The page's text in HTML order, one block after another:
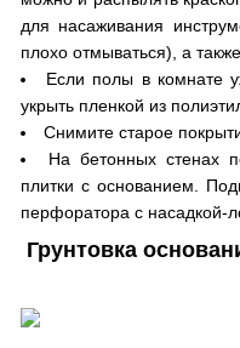
для насаживания
плохо отмываться), а
Если полы в комнате
укрыть пленкой из
Снимите старое
На бетонных стенах
плитки с основанием.
перфоратора с насадкой-
Грунтовка